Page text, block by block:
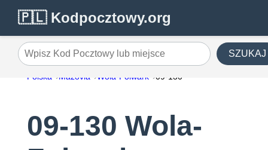
🇵🇱 Kodpocztowy.org
Wpisz Kod Pocztowy lub miejsce SZUKAJ
Polska Mazovia Wola-Folwark 09-130
09-130 Wola-